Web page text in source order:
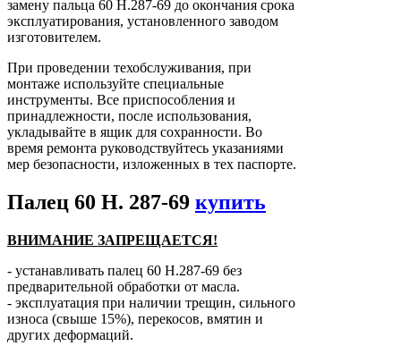
замену пальца 60 Н.287-69 до окончания срока
эксплуатирования, установленного заводом
изготовителем.
При проведении техобслуживания, при
монтаже используйте специальные
инструменты. Все приспособления и
принадлежности, после использования,
укладывайте в ящик для сохранности. Во
время ремонта руководствуйтесь указаниями
мер безопасности, изложенных в тех паспорте.
Палец 60 Н. 287-69 купить
ВНИМАНИЕ ЗАПРЕЩАЕТСЯ!
- устанавливать палец 60 Н.287-69 без
предварительной обработки от масла.
- эксплуатация при наличии трещин, сильного
износа (свыше 15%), перекосов, вмятин и
других деформаций.